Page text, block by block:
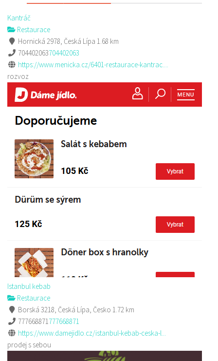
Kantráč
Restaurace
Hornická 2978, Česká Lípa 1.68 km
704402063704402063
https://www.menicka.cz/6401-restaurace-kantrac....
rozvoz
Istanbul kebab
Restaurace
Borská 3218, Česká Lípa, Česko 1.72 km
777668871777668871
https://www.damejidlo.cz/istanbul-kebab-ceska-l...
prodej s sebou